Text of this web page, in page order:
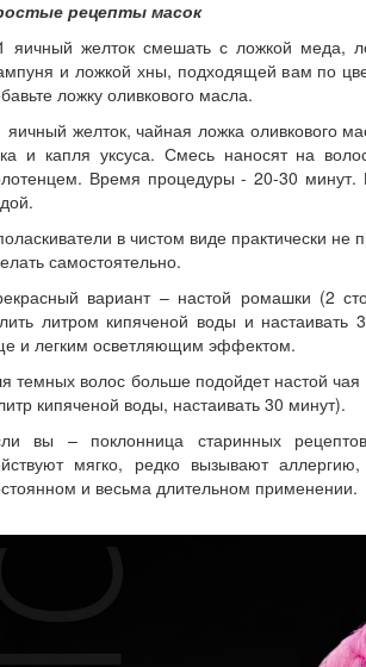
рецепты масок
яичный желток смешать с ложкой меда,
и ложкой хны, подходящей вам по
ложку оливкового масла.
яичный желток, чайная ложка оливкового
и капля уксуса. Смесь наносят на
Время процедуры - 20-30
в чистом виде практически не
самостоятельно.
вариант – настой ромашки (2
литром кипяченой воды и настаивать
и легким осветляющим эффектом.
темных волос больше подойдет настой
кипяченой воды, настаивать 30 минут).
вы – поклонница старинных
мягко, редко вызывают
и весьма длительном применении.